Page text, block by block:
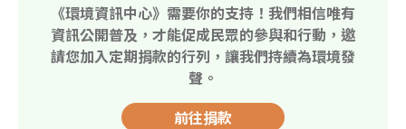
《環境資訊中心》需要你的支持！我們相信唯有
資訊公開普及，才能促成民眾的參與和行動，邀
請您加入定期捐款的行列，讓我們持續為環境發
聲。
前往捐款